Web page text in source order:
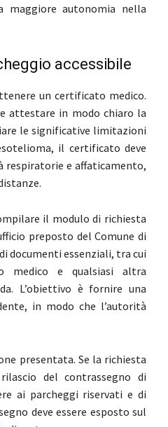
maggiore autonomia nella
accessibile
un certificato medico.
attestare in modo chiaro la
le significative limitazioni
il certificato deve
respiratorie e affaticamento,
il modulo di richiesta
preposto del Comune di
documenti essenziali, tra cui
medico e qualsiasi altra
L’obiettivo è fornire una
in modo che l’autorità
presentata. Se la richiesta
del contrassegno di
ai parcheggi riservati e di
deve essere esposto sul